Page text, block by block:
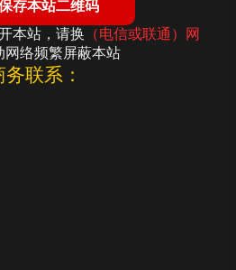
存本站二维码
本站，请换 （电信或联通）网
网络频繁屏蔽本站
务联系：